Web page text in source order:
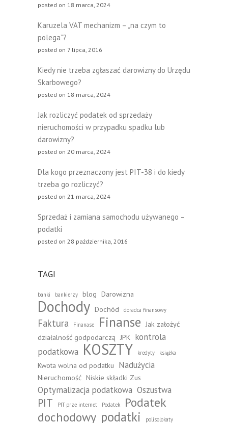
posted on 18 marca, 2024
Karuzela VAT mechanizm – „na czym to
polega”?
posted on 7 lipca, 2016
Kiedy nie trzeba zgłaszać darowizny do Urzędu
Skarbowego?
posted on 18 marca, 2024
Jak rozliczyć podatek od sprzedaży
nieruchomości w przypadku spadku lub
darowizny?
posted on 20 marca, 2024
Dla kogo przeznaczony jest PIT-38 i do kiedy
trzeba go rozliczyć?
posted on 21 marca, 2024
Sprzedaż i zamiana samochodu używanego –
podatki
posted on 28 października, 2016
TAGI
banki bankierzy blog Darowizna
Dochody Dochód doradca finansowy
Faktura Finanase Finanse Jak założyć
działalność godpodarczą JPK kontrola
podatkowa KOSZTY kredyty książka
Kwota wolna od podatku Nadużycia
Nieruchomość Niskie składki Zus
Optymalizacja podatkowa Oszustwa
PIT PIT prze internet Podatek
Podatek
dochodowy podatki polisolokaty